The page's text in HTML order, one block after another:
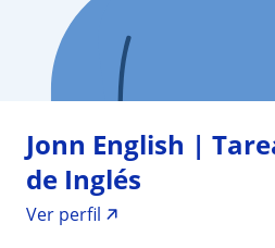
Jonn English |
de Inglés
Ver perfil